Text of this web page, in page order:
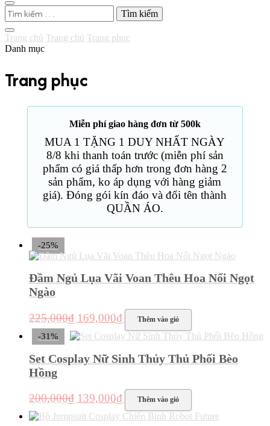
Tìm
kiếm
cho:
Trang chủ Trang chủ Trang phục
Danh mục
Trang phục
Miễn phí giao hàng đơn từ 500k
MUA 1 TẶNG 1 DUY NHẤT NGÀY
8/8 khi thanh toán trước (miễn phí sản
phẩm có giá thấp hơn trong đơn hàng 2
sản phẩm, ko áp dụng với hàng giảm
giá). Đóng gói kín đáo và đổi tên thành
QUẦN ÁO.
-25%
Đầm Ngủ Lụa Vãi Voan Thêu Hoa Nổi Ngọt
Ngào
225,000₫ Giá
gốc
là:
225,000₫.
169,000₫Giá
hiện
tại
là:
169,000₫.
Thêm vào giỏ
-31%
Set Cosplay Nữ Sinh Thủy Thủ Phối Bèo
Hồng
200,000₫ Giá
là:
139,000₫Giá
hiện
tại
Thêm vào giỏ